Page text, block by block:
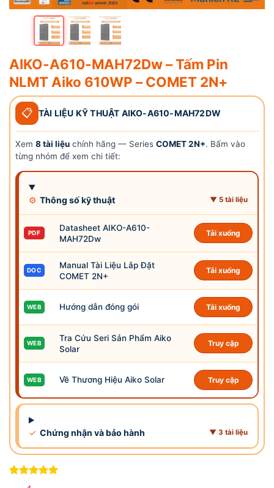
AIKO-A610-MAH72Dw – Tấm Pin
NLMT Aiko 610WP – COMET 2N+
📋 TÀI LIỆU KỸ THUẬT AIKO-A610-MAH72DW
Xem 8 tài liệu chính hãng — Series COMET 2N+. Bấm vào
từng nhóm để xem chi tiết:
⚙ Thông số kỹ thuật ▼ 5 tài liệu
PDF
Datasheet AIKO-A610-
MAH72Dw
Tải xuống
DOC
Manual Tài Liệu Lắp Đặt
COMET 2N+
Tải xuống
WEB Hướng dẫn đóng gói Tải xuống
WEB
Tra Cứu Seri Sản Phẩm Aiko
Solar
Truy cập
WEB Về Thương Hiệu Aiko Solar Truy cập
✓ Chứng nhận và bảo hành ▼ 3 tài liệu
trên 5